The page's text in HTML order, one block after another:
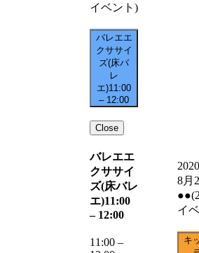
イベント)
バレエエ
クササイ
ズ(床バ
レ
エ)11:00
– 12:00
Close
バレエエ
クササイ
ズ(床バレ
エ)11:00
– 12:00
11:00 –
20
8月
●●
イ
キ